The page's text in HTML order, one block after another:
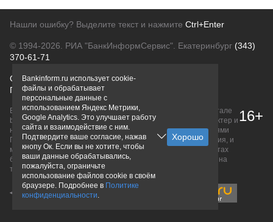
Нашли ошибку? Выделите текст и нажмите Ctrl+Enter
© 1994-2026. РИА "БанкИнформСервис". Екатеринбург (343)
370-61-71
О проектеПолитика конфиденциальности
Правовая информацияДля рекламодателей
Вся информация о продуктах банков, размещенная на портале
bankinform.ru, носит исключительно ознакомительный характер и
не является публичной офертой, определяемой положениями
ГК РФ. Информация не содержит точного и полного описания, и
может быть изменена. Конечные условия уточняйте на сайтах
банков или при личном обращении. Исключительное право на
товарные знаки принадлежит их правообладателям.
16+
Bankinform.ru использует cookie-
файлы и обрабатывает
персональные данные с
использованием Яндекс Метрики,
Google Analytics. Это улучшает работу
сайта и взаимодействие с ним.
Подтвердите ваше согласие, нажав
кнопу Ок. Если вы не хотите, чтобы
ваши данные обрабатывались,
пожалуйста, ограничьте
использование файлов cookie в своём
браузере. Подробнее в Политике
конфиденциальности.